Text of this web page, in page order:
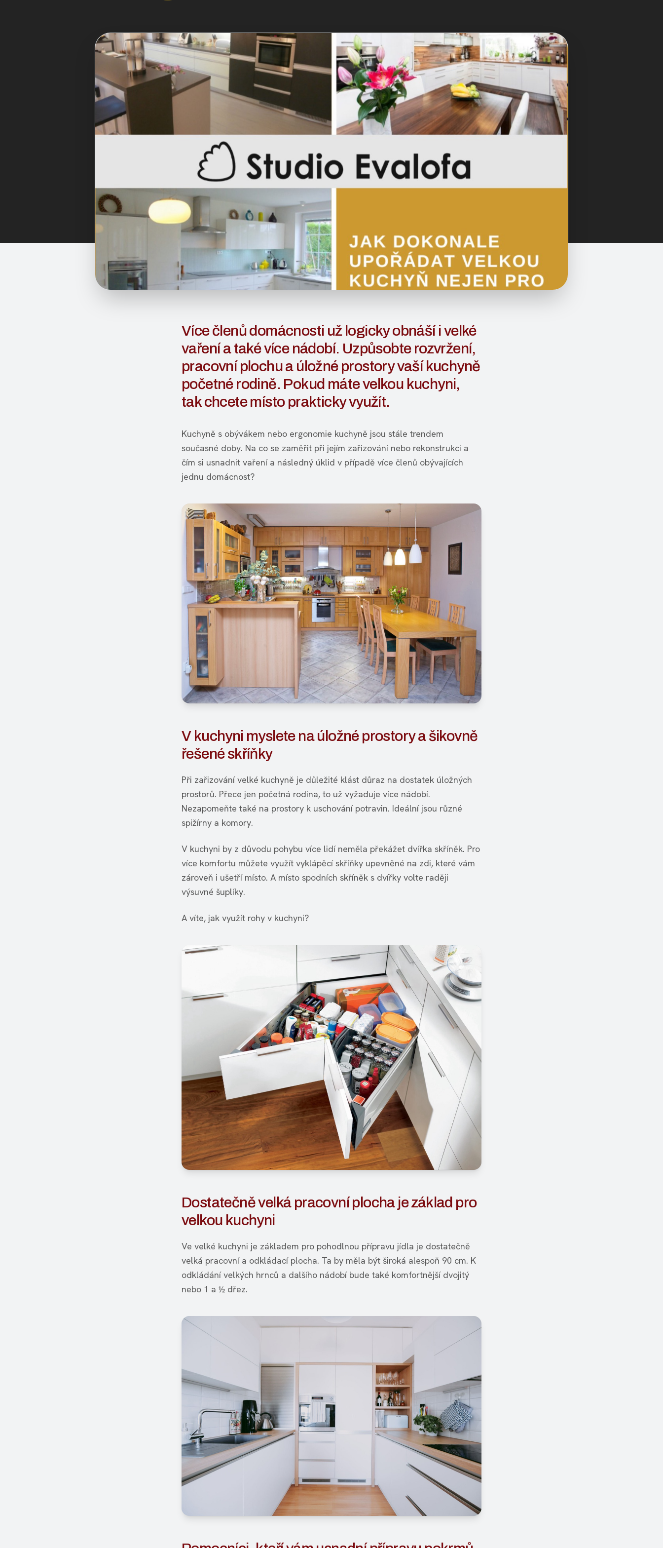
Více členů domácnosti už logicky obnáší i velké
vaření a také více nádobí. Uzpůsobte rozvržení,
pracovní plochu a úložné prostory vaší kuchyně
početné rodině. Pokud máte velkou kuchyni,
tak chcete místo prakticky využít.
Kuchyně s obývákem nebo ergonomie kuchyně jsou stále trendem
současné doby. Na co se zaměřit při jejím zařizování nebo rekonstrukci a
čím si usnadnit vaření a následný úklid v případě více členů obývajících
jednu domácnost?
V kuchyni myslete na úložné prostory a šikovně
řešené skříňky
Při zařizování velké kuchyně je důležité klást důraz na dostatek úložných
prostorů. Přece jen početná rodina, to už vyžaduje více nádobí.
Nezapomeňte také na prostory k uschování potravin. Ideální jsou různé
spižírny a komory.
V kuchyni by z důvodu pohybu více lidí neměla překážet dvířka skříněk. Pro
více komfortu můžete využít vyklápěcí skříňky upevněné na zdi, které vám
zároveň i ušetří místo. A místo spodních skříněk s dvířky volte raději
výsuvné šuplíky.
A víte, jak využít rohy v kuchyni?
Dostatečně velká pracovní plocha je základ pro
velkou kuchyni
Ve velké kuchyni je základem pro pohodlnou přípravu jídla je dostatečně
velká pracovní a odkládací plocha. Ta by měla být široká alespoň 90 cm. K
odkládání velkých hrnců a dalšího nádobí bude také komfortnější dvojitý
nebo 1 a ½ dřez.